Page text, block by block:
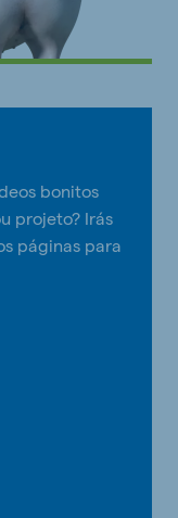
bonitos
projeto? Irás
páginas para